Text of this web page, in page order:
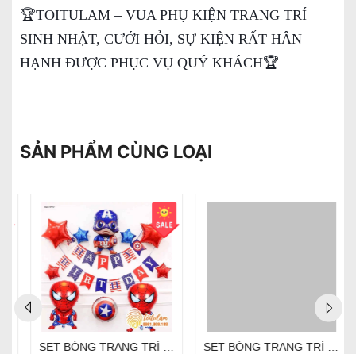
🏆TOITULAM – VUA PHỤ KIỆN TRANG TRÍ
SINH NHẬT, CƯỚI HỎI, SỰ KIỆN RẤT HÂN
HẠNH ĐƯỢC PHỤC VỤ QUÝ KHÁCH🏆
SẢN PHẨM CÙNG LOẠI
SET BÓNG TRANG TRÍ SINH NHẬT BÉ TRAI CHỦ ĐỀ SIÊU NHÂN, ANH HÙNG SD-J005
Set dây SD-J011